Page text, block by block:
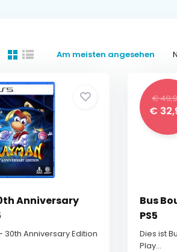
Am meisten angesehen
Anniversary
30th Anniversary Edition
€
€
Bus
PS5
Dies ist
Play...